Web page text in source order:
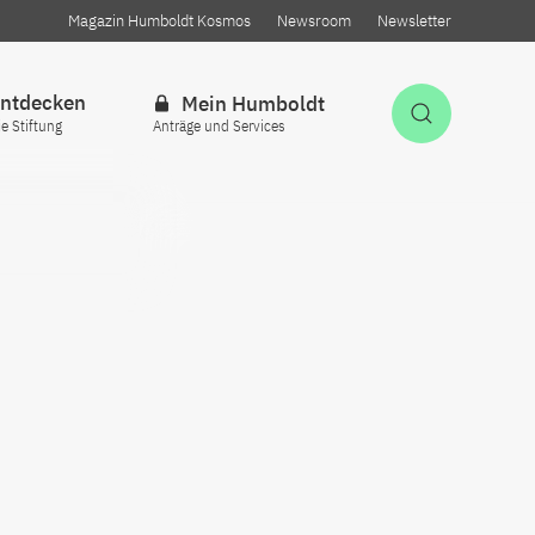
Magazin Humboldt Kosmos Newsroom Newsletter
Stiftung
Mein Humboldt
Anträge und Services